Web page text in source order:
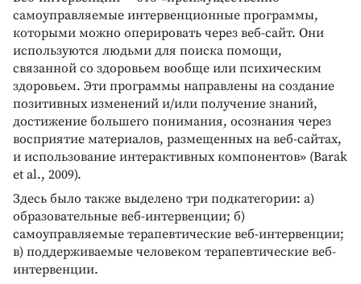
самоуправляемые интервенционные программы,
которыми можно оперировать через веб-сайт. Они
используются людьми для поиска помощи,
связанной со здоровьем вообще или психическим
здоровьем. Эти программы направлены на создание
позитивных изменений и/или получение знаний,
достижение большего понимания, осознания через
восприятие материалов, размещенных на веб-сайтах,
и использование интерактивных компонентов» (Barak
et al., 2009).
Здесь было также выделено три подкатегории: а)
образовательные веб-интервенции; б)
самоуправляемые терапевтические веб-интервенции;
в) поддерживаемые человеком терапевтические веб-
интервенции.